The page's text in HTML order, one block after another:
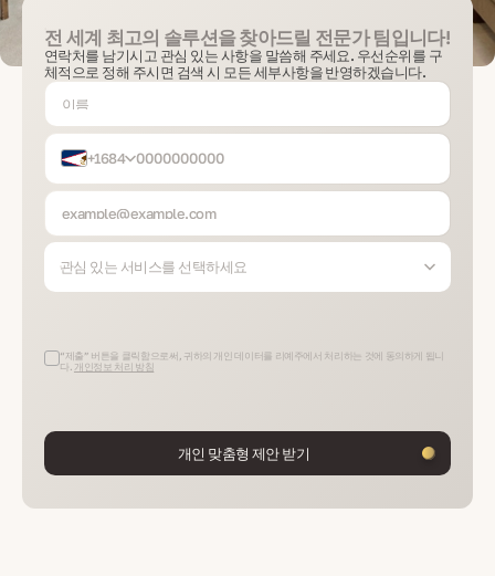
전 세계 최고의 솔루션을 찾아드릴 전문가 팀입니다!
연락처를 남기시고 관심 있는 사항을 말씀해 주세요. 우선순위를 구
체적으로 정해 주시면 검색 시 모든 세부사항을 반영하겠습니다.
+1684
관심 있는 서비스를 선택하세요
“제출” 버튼을 클릭함으로써, 귀하의 개인 데이터를 리예주에서 처리하는 것에 동의하게 됩니
다. 개인정보 처리 방침
개인 맞춤형 제안 받기